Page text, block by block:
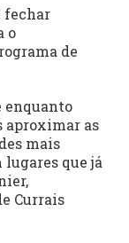
fechar
o
de
enquanto
aproximar as
mais
lugares que já
Currais